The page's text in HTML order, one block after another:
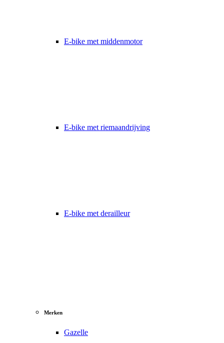
E-bike met middenmotor
E-bike met riemaandrijving
E-bike met derailleur
Merken
Gazelle